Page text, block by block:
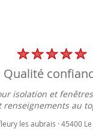
qualité
isolation et
renseignements au
les aubrais · 45400